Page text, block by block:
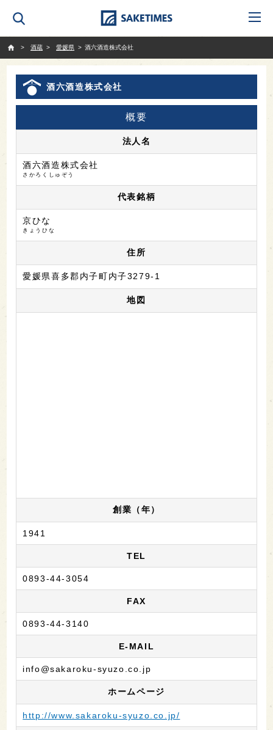
酒蔵
愛媛県 酒六酒造株式会社
酒六酒造株式会社
概要
法人名
酒六酒造株式会社
さかろくしゅぞう
代表銘柄
京ひな
きょうひな
住所
愛媛県喜多郡内子町内子3279-1
地図
創業（年）
1941
TEL
0893-44-3054
FAX
0893-44-3140
E-MAIL
info@sakaroku-syuzo.co.jp
ホームページ
http://www.sakaroku-syuzo.co.jp/